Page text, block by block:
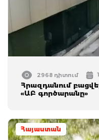
2968 դիտում
Հրազդանում
«ԱԲ գործարանը»
Հայաստան